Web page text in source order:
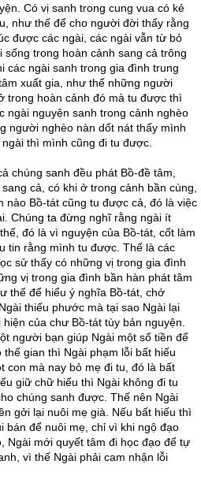
Có vị sanh trong cung vua có kẻ
như thế để cho người đời thấy rằng
được các ngài, các ngài vẫn từ bỏ
trong hoàn cảnh sang cả trông
các ngài sanh trong gia đình trung
xuất gia, như thế những người
trong hoàn cảnh đó mà tu được thì
ngài nguyện sanh trong cảnh nghèo
người nghèo nàn dốt nát thấy mình
thì mình cũng đi tu được.
chúng sanh đều phát Bồ-đề tâm,
cả, có khi ở trong cảnh bần cùng,
nào Bồ-tát cũng tu được cả, đó là việc
Chúng ta đừng nghĩ rằng ngài ít
đó là vì nguyện của Bồ-tát, cốt làm
tin rằng mình tu được. Thế là các
sử thấy có những vị trong gia đình
vị trong gia đình bần hàn phát tâm
thế để hiểu ý nghĩa Bồ-tát, chớ
thiếu phước mà tại sao Ngài lại
của chư Bồ-tát tùy bản nguyện.
người bạn giúp Ngài một số tiền để
gian thì Ngài phạm lỗi bất hiếu
con mà nay bỏ mẹ đi tu, đó là bất
giữ chữ hiếu thì Ngài không đi tu
chúng sanh được. Thế nên Ngài
gởi lại nuôi mẹ già. Nếu bất hiếu thì
bán để nuôi mẹ, chỉ vì khi ngộ đạo
Ngài mới quyết tâm đi học đạo để tự
vì thế Ngài phải cam nhận lỗi